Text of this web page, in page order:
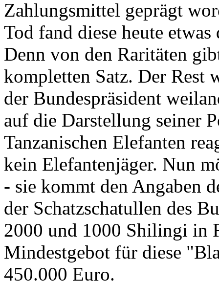
Zahlungsmittel geprägt
Tod fand diese heute
Denn von den Raritäten
kompletten Satz. Der Rest
der Bundespräsident
auf die Darstellung seiner
Tanzanischen Elefanten
kein Elefantenjäger. Nun
- sie kommt den Angaben
der Schatzschatullen des
2000 und 1000 Shilingi in
Mindestgebot für diese
450.000 Euro.